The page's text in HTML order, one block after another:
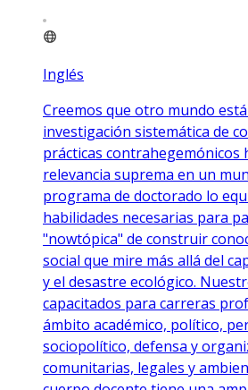
Inglés
Creemos que otro mundo
investigación sistemática de
prácticas contrahegemónicos
relevancia suprema en un
programa de doctorado lo
habilidades necesarias para
"nowtópica" de construir
social que mire más allá del
y el desastre ecológico.
capacitados para carreras
ámbito académico, político,
sociopolítico, defensa y
comunitarias, legales y